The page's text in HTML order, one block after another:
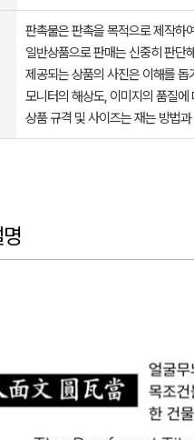
판촉물은 판촉을 목적으로 제작하
일반상품으로 판매는 신중히 판단
제공되는 상품의 사진은 이해를
모니터의 해상도, 이미지의 품질
상품 규격 및 사이즈는 재는 방법